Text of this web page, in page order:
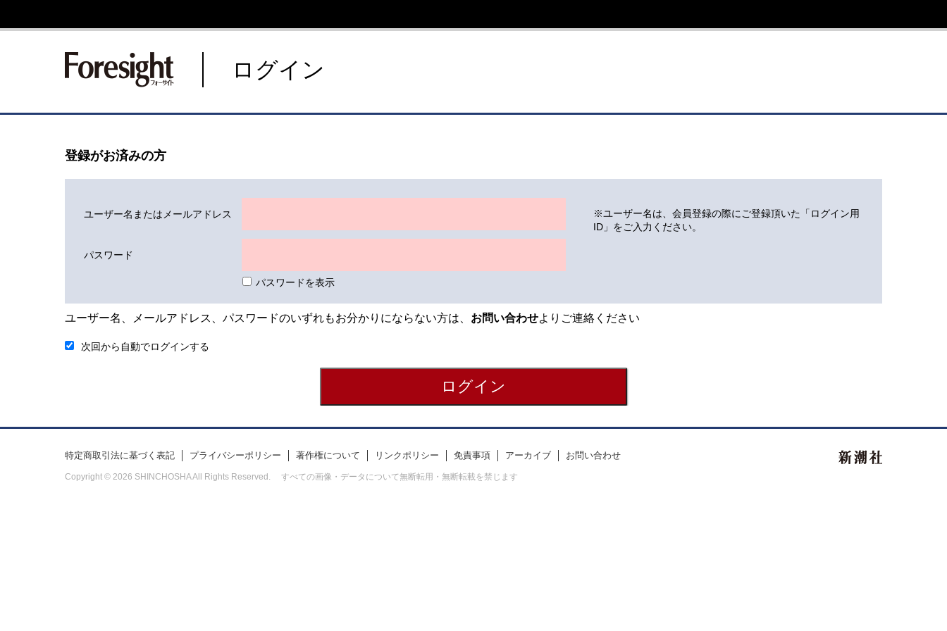
新潮社 Foresight フォーサイト
ログイン
登録がお済みの方
ユーザー名またはメールアドレス
パスワード
パスワードを表示
※ユーザー名は、会員登録の際にご登録頂いた「ログイン用
ID」をご入力ください。
ユーザー名、メールアドレス、パスワードのいずれもお分かりにならない方は、 お問い合わせよりご連絡ください
次回から自動でログインする
特定商取引法に基づく表記 プライバシーポリシー 著作権について リンクポリシー 免責事項 アーカイブ お問い合わせ
Copyright © 2026 SHINCHOSHA All Rights Reserved. すべての画像・データについて無断転用・無断転載を禁じます